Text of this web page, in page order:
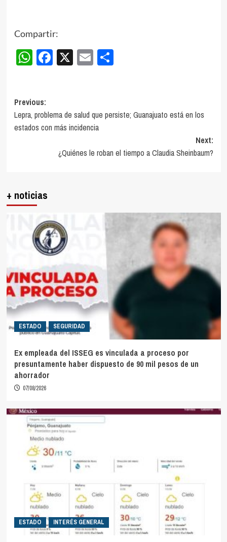
Compartir:
WhatsApp
Facebook
X EmailCompartir
Post
navigation
Previous:
Lepra, problema de salud que persiste; Guanajuato está en los
estados con más incidencia
Next:
¿Quiénes le roban el tiempo a Claudia Sheinbaum?
+ noticias
ESTADO SEGURIDAD
Ex empleada del ISSEG es vinculada a proceso por
presuntamente haber dispuesto de 90 mil pesos de un
ahorrador
07/08/2026
ESTADO INTERÉS GENERAL